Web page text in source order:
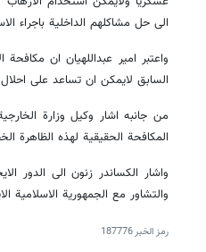
الی حل مشاکلهم الداخلیة باجراء
واعتبر امیر عبداللهیان ان
السابق لایمکن ان تساعد علی
من جانبه اشار وکیل وزارة
المکافحة الحقیقیة لهذه الظاهرة
واشار الکساندر زنون الی الدور
والتشاور مع الجمهوریة الاسلامیة
رمز الخبر187776